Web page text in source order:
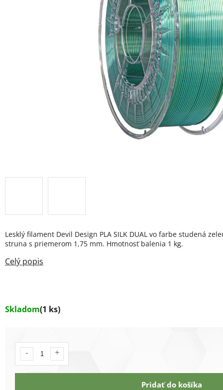
Skladom(1 ks)
Pridať do košíka
Lesklý filament Devil Design PLA SILK DUAL vo farbe studená
struna s priemerom 1,75 mm. Hmotnosť balenia 1 kg.